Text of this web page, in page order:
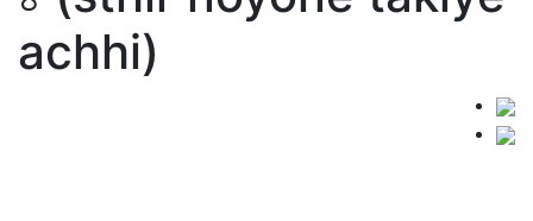
achhi)